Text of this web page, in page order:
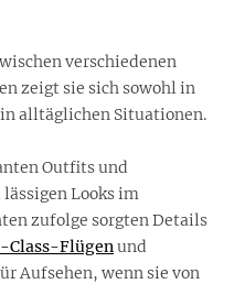
verschiedenen
zeigt sie sich sowohl in
alltäglichen Situationen.
Outfits und
Looks im
zufolge sorgten Details
Class-Flügenund
Aufsehen, wenn sie von